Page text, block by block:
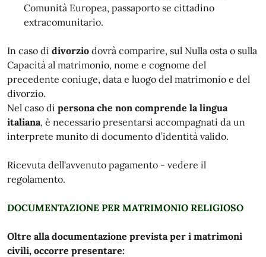
Comunità Europea, passaporto se cittadino
extracomunitario.
In caso di divorzio dovrà comparire, sul Nulla osta o sulla
Capacità al matrimonio, nome e cognome del
precedente coniuge, data e luogo del matrimonio e del
divorzio.
Nel caso di persona che non comprende la lingua
italiana, è necessario presentarsi accompagnati da un
interprete munito di documento d’identità valido.
Ricevuta dell'avvenuto pagamento - vedere il
regolamento.
DOCUMENTAZIONE PER MATRIMONIO RELIGIOSO
Oltre alla documentazione prevista per i matrimoni
civili, occorre presentare: